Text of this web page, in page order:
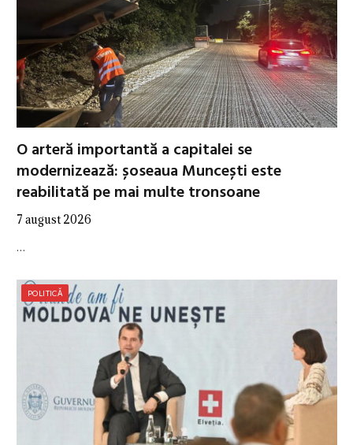
O arteră importantă a capitalei se
modernizează: șoseaua Muncești este
reabilitată pe mai multe tronsoane
7 august 2026
…
POLITICĂ